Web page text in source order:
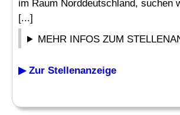
im Raum Norddeutschland, suchen
[...]
MEHR INFOS ZUM
▶ Zur Stellenanzeige